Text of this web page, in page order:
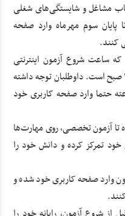
مشاغل و شایستگی‌های شغلی
پایان سوم مهرماه وارد صفحه
کنند.
ساعت شروع آزمون اینترنتی
تمامی دسته‌های شغلی از ساعت ۹ الی ۱۰ صبح است. داوطلبان توجه داشته
حتما وارد صفحه کاربری خود
تا آزمون تخصصی، روی مهارت‌ها
تمرکز کرده و دانش‌ خود را
وارد صفحه کاربری خود شده و